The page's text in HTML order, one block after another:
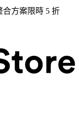
合方案限時 5 折